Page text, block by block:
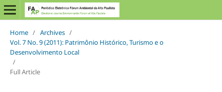
Home / Archives /
Vol. 7 No. 9 (2011): Patrimônio Histórico, Turismo e o
Desenvolvimento Local
/
Full Article